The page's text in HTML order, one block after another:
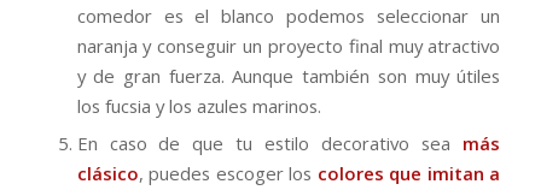
comedor es el blanco podemos seleccionar un
naranja y conseguir un proyecto final muy atractivo
y de gran fuerza. Aunque también son muy útiles
los fucsia y los azules marinos.
En caso de que tu estilo decorativo sea más
clásico, puedes escoger los colores que imitan a